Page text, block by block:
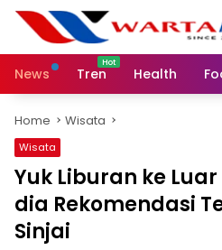
Skip
content
News
Tren Health
Home Wisata
Wisata
Yuk Liburan ke
dia Rekomendasi
Sinjai